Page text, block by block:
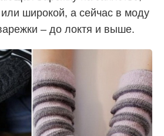
широкой, а сейчас в моду
– до локтя и выше.